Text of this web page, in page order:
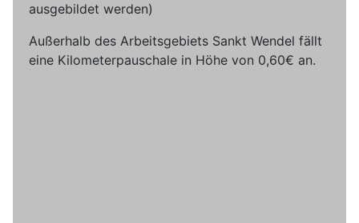
ausgebildet werden)
Außerhalb des Arbeitsgebiets Sankt Wendel fällt
eine Kilometerpauschale in Höhe von 0,60€ an.